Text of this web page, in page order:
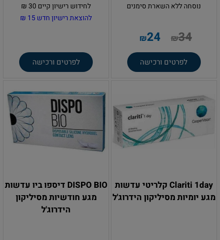
נוסחה ללא השארת סימנים
₪34
₪24
לפרטים ורכישה
לחידוש רישיון קיים 30 ₪
להוצאת רישיון חדש 15 ₪
לפרטים ורכישה
Clariti 1day קלריטי עדשות
מגע יומיות מסיליקון הידרוג'ל
DISPO BIO דיספו ביו עדשות
מגע חודשיות מסיליקון
הידרוג'ל